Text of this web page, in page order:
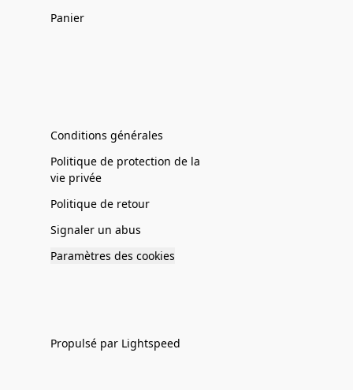
Panier
Conditions générales
Politique de protection de la
vie privée
Politique de retour
Signaler un abus
Paramètres des cookies
Propulsé par Lightspeed